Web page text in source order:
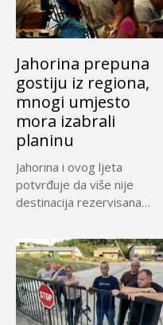
Jahorina prepuna
gostiju iz regiona,
mnogi umjesto
mora izabrali
planinu
Jahorina i ovog ljeta
potvrđuje da više nije
destinacija rezervisana